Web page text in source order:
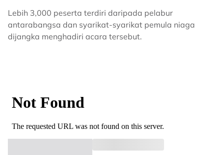
Lebih 3,000 peserta terdiri daripada pelabur
antarabangsa dan syarikat-syarikat pemula niaga
dijangka menghadiri acara tersebut.